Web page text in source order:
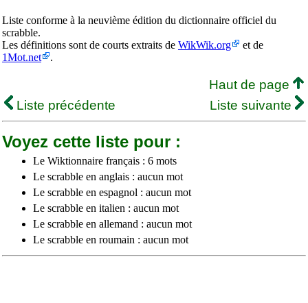
Liste conforme à la neuvième édition du dictionnaire officiel du
scrabble.
Les définitions sont de courts extraits de WikWik.org
et de
1Mot.net
.
Haut de page
Liste précédente
Liste suivante
Voyez cette liste pour :
Le Wiktionnaire français : 6 mots
Le scrabble en anglais : aucun mot
Le scrabble en espagnol : aucun mot
Le scrabble en italien : aucun mot
Le scrabble en allemand : aucun mot
Le scrabble en roumain : aucun mot